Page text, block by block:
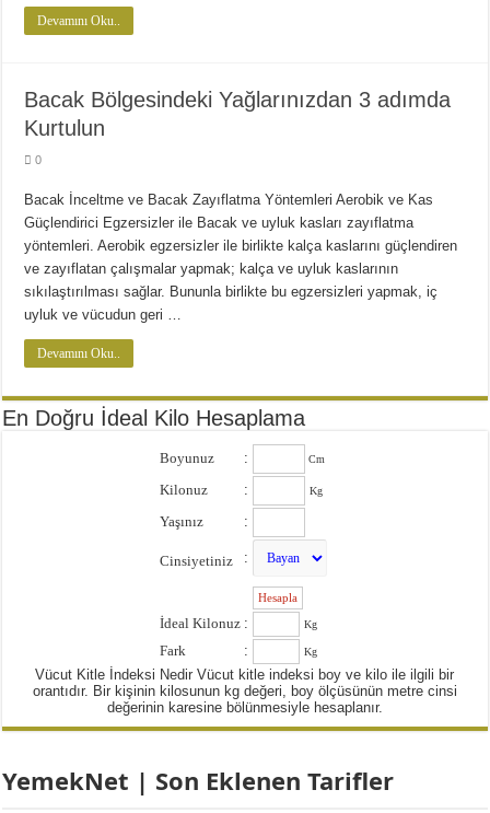
Devamını Oku..
Bacak Bölgesindeki Yağlarınızdan 3 adımda
Kurtulun
0
Bacak İnceltme ve Bacak Zayıflatma Yöntemleri Aerobik ve Kas
Güçlendirici Egzersizler ile Bacak ve uyluk kasları zayıflatma
yöntemleri. Aerobik egzersizler ile birlikte kalça kaslarını güçlendiren
ve zayıflatan çalışmalar yapmak; kalça ve uyluk kaslarının
sıkılaştırılması sağlar. Bununla birlikte bu egzersizleri yapmak, iç
uyluk ve vücudun geri …
Devamını Oku..
En Doğru İdeal Kilo Hesaplama
Boyunuz : Cm
Kilonuz : Kg
Yaşınız :
Cinsiyetiniz :
İdeal Kilonuz : Kg
Fark : Kg
Vücut Kitle İndeksi Nedir Vücut kitle indeksi boy ve kilo ile ilgili bir
orantıdır. Bir kişinin kilosunun kg değeri, boy ölçüsünün metre cinsi
değerinin karesine bölünmesiyle hesaplanır.
YemekNet | Son Eklenen Tarifler